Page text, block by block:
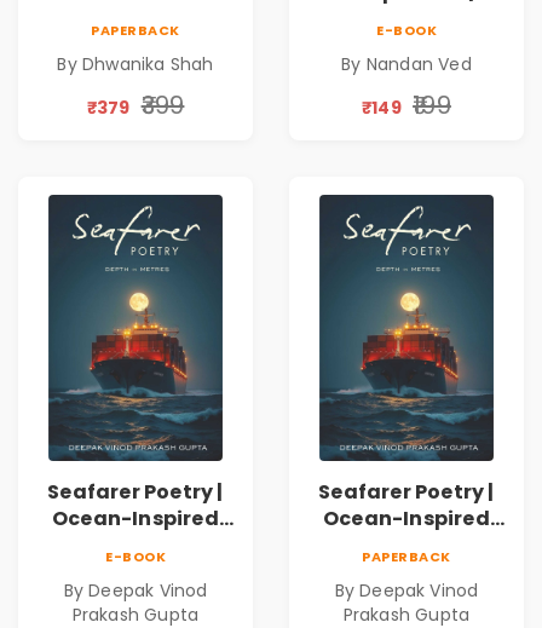
Silence & Self-
Discovery | A
Connection | By
Dhwanika Shah
PAPERBACK
By Dhwanika Shah
₹379 ₹399
Book
E-BOOK
By Nandan Ved
₹149 ₹199
Seafarer Poetry |
Ocean-Inspired
E-BOOK
By Deepak Vinod
Prakash Gupta
Seafarer Poetry |
Ocean-Inspired
PAPERBACK
By Deepak Vinod
Prakash Gupta